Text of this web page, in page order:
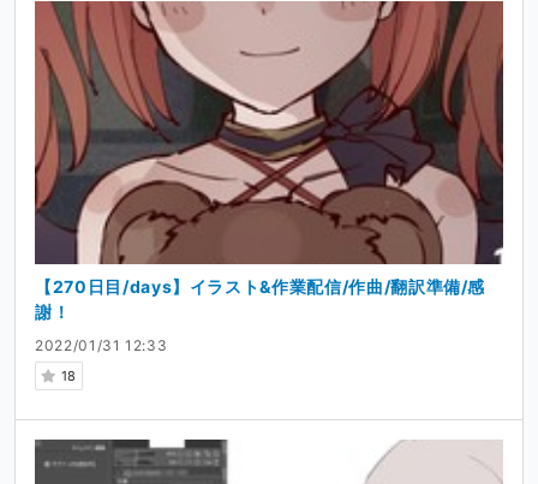
2022/01/31 12:33
18
【270日目/days】イラスト&作業配信/作曲/翻訳準備/感
謝！